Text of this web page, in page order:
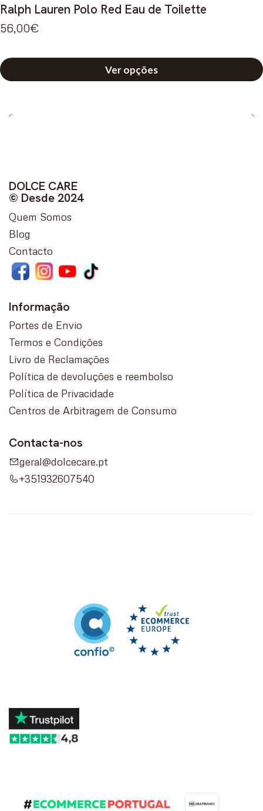
Ralph Lauren Polo Red Eau de Toilette
56,00€
Ver opções
DOLCE CARE
© Desde 2024
Quem Somos
Blog
Contacto
Informação
Portes de Envio
Termos e Condições
Livro de Reclamações
Política de devoluções e reembolso
Política de Privacidade
Centros de Arbitragem de Consumo
Contacta-nos
geral@dolcecare.pt
+351932607540